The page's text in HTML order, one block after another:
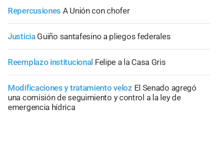
Repercusiones A Unión con chofer
Justicia Guiño santafesino a pliegos federales
Reemplazo institucional Felipe a la Casa Gris
Modificaciones y tratamiento veloz El Senado agregó
una comisión de seguimiento y control a la ley de
emergencia hídrica